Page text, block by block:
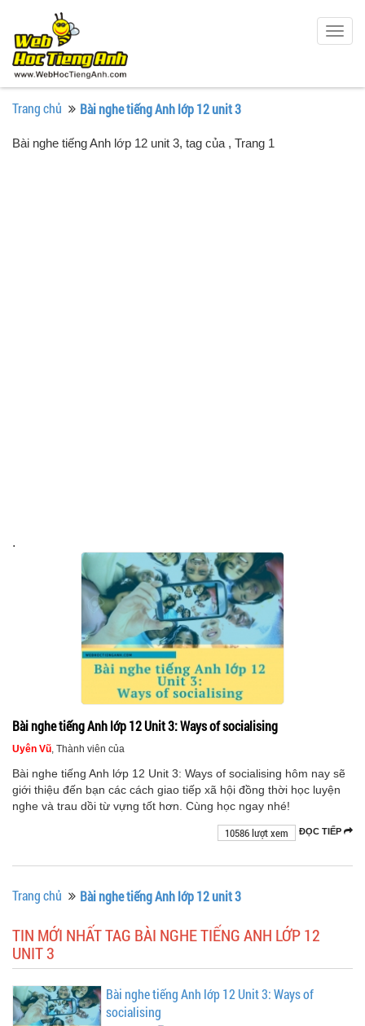
Trang chủ Bài nghe tiếng Anh lớp 12 unit 3
Bài nghe tiếng Anh lớp 12 unit 3, tag của , Trang 1
.
Bài nghe tiếng Anh lớp 12 Unit 3: Ways of socialising
Uyên Vũ , Thành viên của
Bài nghe tiếng Anh lớp 12 Unit 3: Ways of socialising hôm nay sẽ
giới thiệu đến bạn các cách giao tiếp xã hội đồng thời học luyện
nghe và trau dồi từ vựng tốt hơn. Cùng học ngay nhé!
ĐỌC TIẾP
10586 lượt xem
Trang chủ Bài nghe tiếng Anh lớp 12 unit 3
TIN MỚI NHẤT TAG BÀI NGHE TIẾNG ANH LỚP 12
UNIT 3
Bài nghe tiếng Anh lớp 12 Unit 3: Ways of
socialising